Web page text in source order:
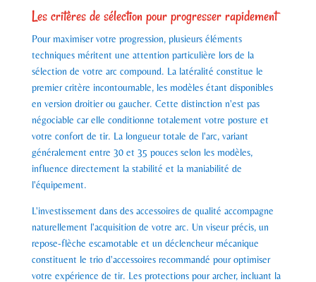
Les critères de sélection pour progresser rapidement
Pour maximiser votre progression, plusieurs éléments
techniques méritent une attention particulière lors de la
sélection de votre arc compound. La latéralité constitue le
premier critère incontournable, les modèles étant disponibles
en version droitier ou gaucher. Cette distinction n'est pas
négociable car elle conditionne totalement votre posture et
votre confort de tir. La longueur totale de l'arc, variant
généralement entre 30 et 35 pouces selon les modèles,
influence directement la stabilité et la maniabilité de
l'équipement.
L'investissement dans des accessoires de qualité accompagne
naturellement l'acquisition de votre arc. Un viseur précis, un
repose-flèche escamotable et un déclencheur mécanique
constituent le trio d'accessoires recommandé pour optimiser
votre expérience de tir. Les protections pour archer, incluant la